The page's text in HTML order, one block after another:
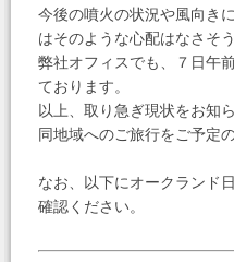
今後の噴火の状況や風向き
はそのような心配はなさそう
弊社オフィスでも、７日午
ております。
以上、取り急ぎ現状をお知
同地域へのご旅行をご予定
なお、以下にオークランド
確認ください。